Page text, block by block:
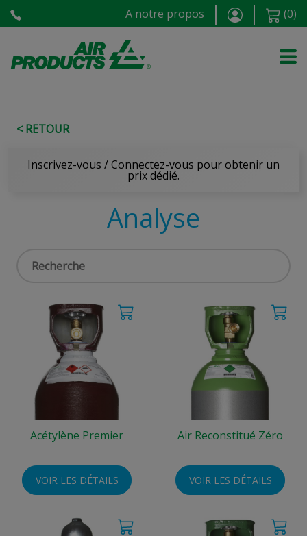
A notre propos (0)
< RETOUR
Inscrivez-vous / Connectez-vous pour obtenir un
prix dédié.
Analyse
Acétylène Premier
VOIR LES DÉTAILS
Air Reconstitué Zéro
VOIR LES DÉTAILS